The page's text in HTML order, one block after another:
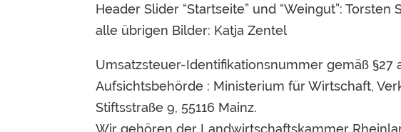
Header Slider “Startseite” und “Weingut”: Torsten
alle übrigen Bilder: Katja Zentel
Umsatzsteuer-Identifikationsnummer gemäß §27
Aufsichtsbehörde : Ministerium für Wirtschaft,
Stiftsstraße 9, 55116 Mainz.
Wir gehören der Landwirtschaftskammer